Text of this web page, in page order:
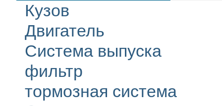
Кузов
Двигатель
Система выпуска
фильтр
тормозная система